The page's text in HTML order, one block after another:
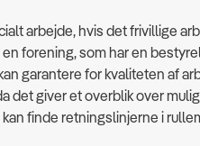
arbejde, hvis det frivillige
forening, som har en
garantere for kvaliteten af
det giver et overblik over
finde retningslinjerne i